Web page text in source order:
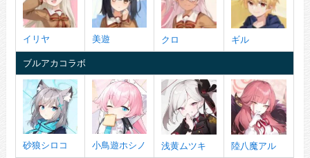
イリヤ 美遊 クロ ギル
ブルアカコラボ
砂狼シロコ 小鳥遊ホシノ 浅黄ムツキ 陸八魔アル